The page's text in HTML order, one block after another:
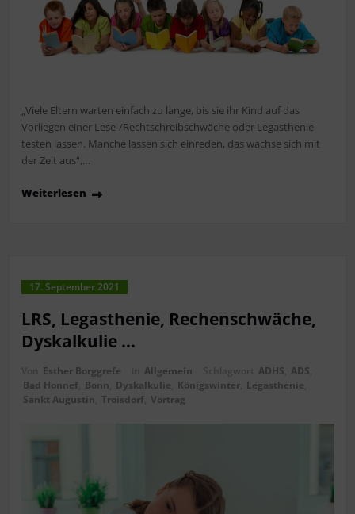
„Viele Eltern warten einfach zu lange, bis sie ihr Kind auf das
Vorliegen einer Lese-/Rechtschreibschwäche oder Legasthenie
testen lassen. Manche lassen sich einreden, das wachse sich mit
der Zeit aus“,…
Weiterlesen
17. September 2021
LRS, Legasthenie, Rechenschwäche,
Dyskalkulie …
Esther Borggrefe Allgemein ADHS ADS
Bad Honnef, Bonn Dyskalkulie Königswinter, Legasthenie
Sankt Augustin Troisdorf, Vortrag